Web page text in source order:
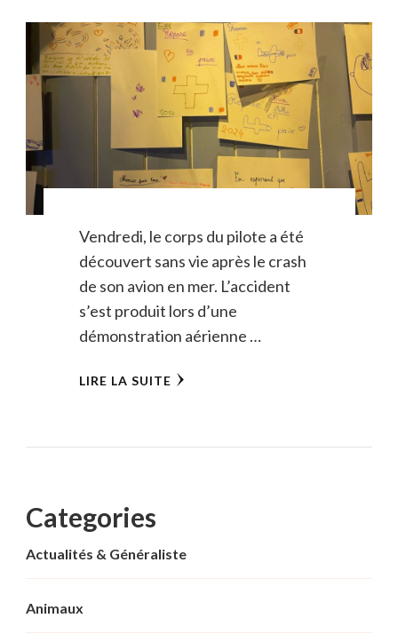
Vendredi, le corps du pilote a été
découvert sans vie après le crash
de son avion en mer. L’accident
s’est produit lors d’une
démonstration aérienne …
LIRE LA SUITE
Categories
Actualités & Généraliste
Animaux